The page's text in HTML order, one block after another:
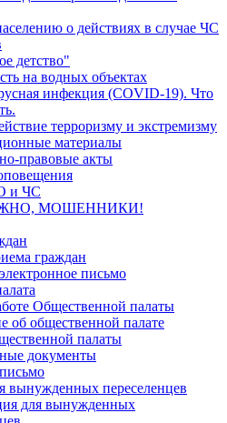
о действиях в случае ЧС
детство"
на водных объектах
инфекция (COVID-19). Что
терроризму и экстремизму
материалы
правовые акты
и ЧС
МОШЕННИКИ!
граждан
письмо
Общественной палаты
об общественной палате
палаты
документы
вынужденных переселенцев
для вынужденных